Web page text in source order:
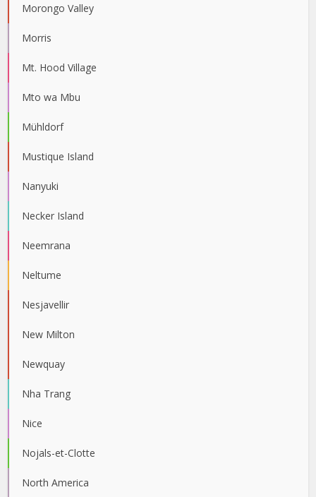
Morongo Valley
Morris
Mt. Hood Village
Mto wa Mbu
Mühldorf
Mustique Island
Nanyuki
Necker Island
Neemrana
Neltume
Nesjavellir
New Milton
Newquay
Nha Trang
Nice
Nojals-et-Clotte
North America